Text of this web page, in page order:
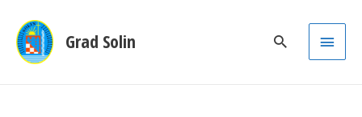
Grad Solin
Main